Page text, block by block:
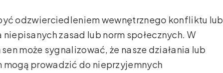
odzwierciedleniem wewnętrznego konfliktu lub
zasad lub norm społecznych. W
może sygnalizować, że nasze działania lub
prowadzić do nieprzyjemnych